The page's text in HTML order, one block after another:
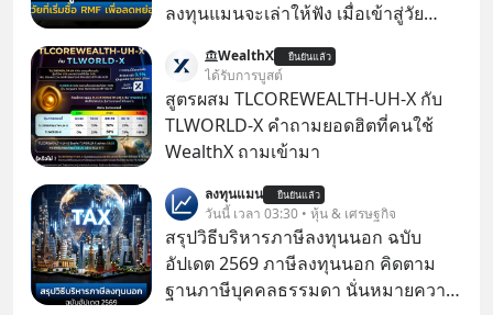
ลงทุนแมนจะเล่าให้ฟัง เมื่อเข้าสู่วัย
ภาษี หลายคนมักได้รับคำแนะนำให้
ลงทุนใน RMF เพราะนอกจากจะช่วยลด
หย่อนภาษีได้แล้ว ยังเป็นโอกาสในการ
สร้างความมั่งคั่งระยะยาว แต่น้อยคน
อะไรบ้าง ควรดู ตรงไหน ทำอย่างไร ถึง
จะดีกับเรา แล้วเราควรรู้ข้อมูลอะไร
เกี่ยวกับ RMF บ้าง เพื่อให้นำไปใช้ต่อได้
จริง ๆ ลงทุนแมนจะเล่าให้ฟัง
WealthX ยืนยันแล้ว
ได้รับการบูสต์
สูตรผสม TLCOREWEALTH-UH-X กับ
TLWORLD-X คำถามยอดฮิตที่คนใช้
WealthX ถามเข้ามา
ลงทุนแมน ยืนยันแล้ว
วันนี้ เวลา 03:30 • หุ้น & เศรษฐกิจ
สรุปวิธีบริหารภาษีลงทุนนอก ฉบับ
อัปเดต 2569 ภาษีลงทุนนอก คิดตาม
ฐานภาษีบุคคลธรรมดา นั่นหมายความ